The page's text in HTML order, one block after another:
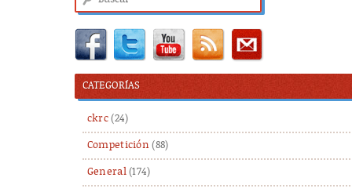
CATEGORÍAS
ckrc(24)
Competición (88)
General(174)